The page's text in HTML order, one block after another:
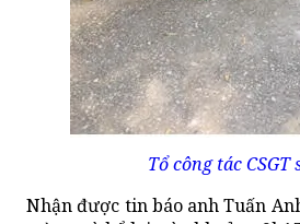
Tổ công tác
Nhận được tin báo anh Tuấn